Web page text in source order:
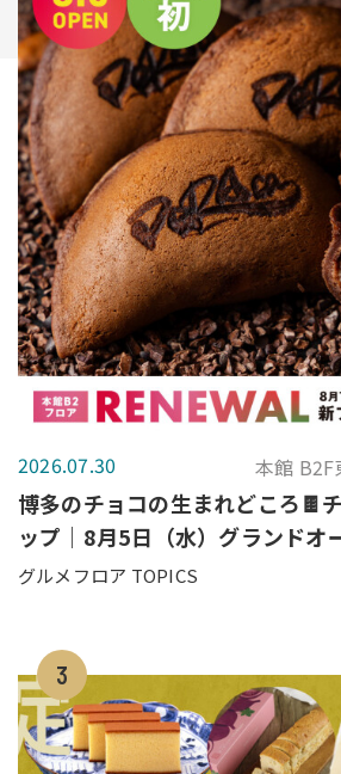
2026.07.30 本館
博多のチョコの生まれどころ🍫
ップ｜8月5日（水）グランドオ
グルメフロア TOPICS
3